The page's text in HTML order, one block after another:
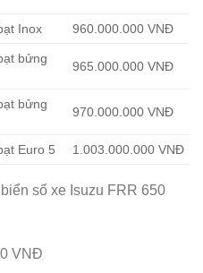
Inox 960.000.000 VNĐ
bửng
965.000.000 VNĐ
bửng
970.000.000 VNĐ
Euro 5 1.003.000.000 VNĐ
số xe Isuzu FRR 650
VNĐ